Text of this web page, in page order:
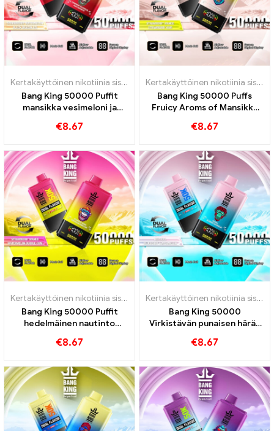
Kertakäyttöinen nikotiinia sisältävä sähkötupakka ,Kertakäyttöiset
Bang King 50000 Puffit
mansikka vesimeloni ja
€8.67
Kertakäyttöinen nikotiinia sisältävä sähkötupakka
Bang King 50000 Puffs
Fruicy Aroms of Mansikka
intensiivisen
saamiseksi
€8.67
Kertakäyttöinen nikotiinia sisältävä sähkötupakka ,Kertakäyttöiset
Bang King 50000 Puffit
hedelmäinen nautinto
vesimeloni -kuplakumilla
€8.67
Kertakäyttöinen nikotiinia sisältävä sähkötupakka
Bang King 50000
Virkistävän punaisen härän
maun
€8.67